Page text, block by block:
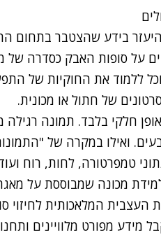
בידע שהצטבר בתחום
על סופות האבק כסדרה של
ללמוד את החוקיות של
של חתול או מכונית.
חלקי בלבד. תמונה רגילה
ואילו במקרה של
נתוני טמפרטורה, לחות,
מכונה שמבוססת על
המלאכותית לחיזוי